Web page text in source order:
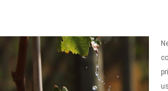
REGISTRACIJA
SI